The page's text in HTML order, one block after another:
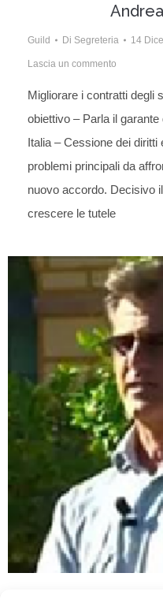
Guild Di Segreteria 14
Lascia un commento
Migliorare i contratti degli
obiettivo – Parla il
Italia – Cessione dei
problemi principali da
nuovo accordo. Decisivo
crescere le tutele